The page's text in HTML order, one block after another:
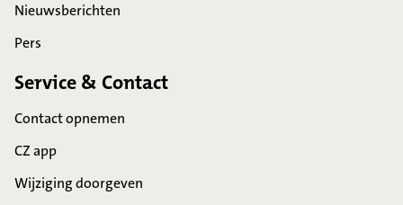
Nieuwsberichten
Pers
Service & Contact
Contact opnemen
CZ app
Wijziging doorgeven